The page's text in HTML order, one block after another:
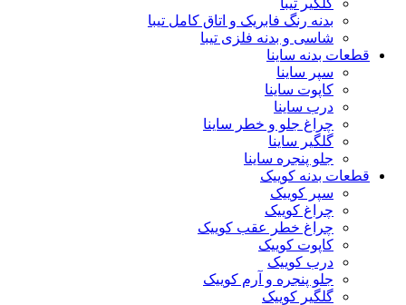
گلگیر تیبا
بدنه رنگ فابریک و اتاق کامل تیبا
شاسی و بدنه فلزی تیبا
قطعات بدنه ساینا
سپر ساینا
کاپوت ساینا
درب ساینا
چراغ جلو و خطر ساینا
گلگیر ساینا
جلو پنجره ساینا
قطعات بدنه کوییک
سپر کوییک
چراغ کوییک
چراغ خطر عقب کوییک
کاپوت کوییک
درب کوییک
جلو پنجره و آرم کوییک
گلگیر کوییک